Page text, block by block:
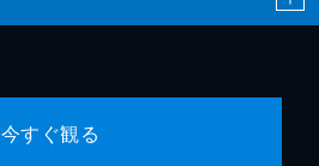
今すぐ観る